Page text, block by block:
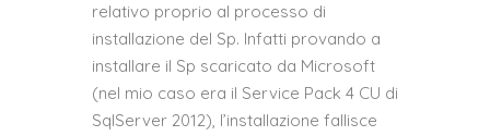
relativo proprio al processo di
installazione del Sp. Infatti provando a
installare il Sp scaricato da Microsoft
(nel mio caso era il Service Pack 4 CU di
SqlServer 2012), l’installazione fallisce